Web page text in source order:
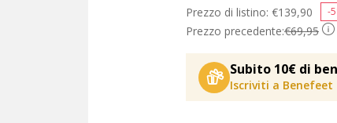
Prezzo precedente:€69,95
Prezzo di listino: Price
€139,90 -
Subito 10€ di
Iscriviti a Benefeet